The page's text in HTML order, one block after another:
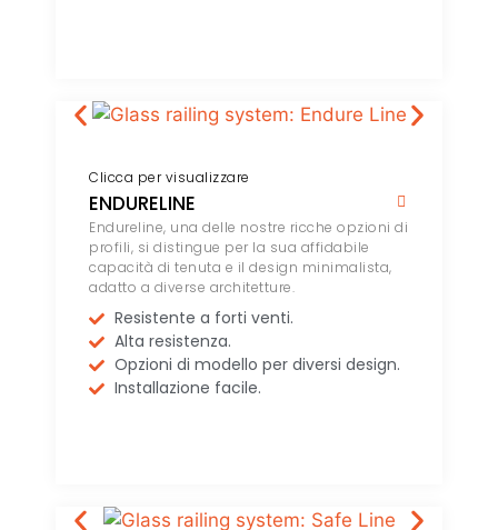
Clicca per visualizzare
ENDURELINE
Endureline, una delle nostre ricche opzioni di
profili, si distingue per la sua affidabile
capacità di tenuta e il design minimalista,
adatto a diverse architetture.
Resistente a forti venti.
Alta resistenza.
Opzioni di modello per diversi design.
Installazione facile.